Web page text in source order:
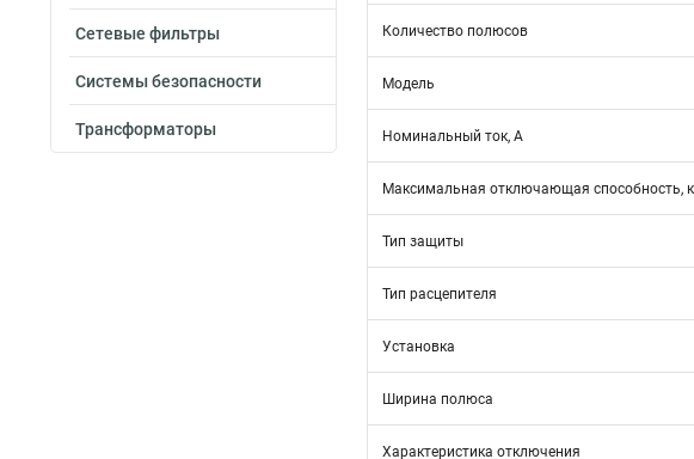
Сетевые фильтры
Системы безопасности
Трансформаторы
Количество полюсов
Модель
Номинальный ток, А
Максимальная отключающая способность,
Тип защиты
Тип расцепителя
Установка
Ширина полюса
Характеристика отключения